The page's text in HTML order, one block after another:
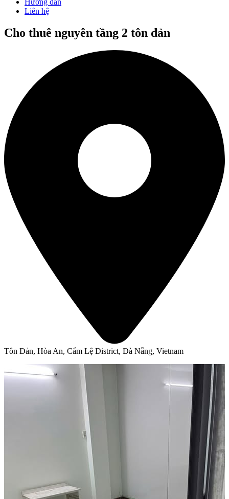
Hướng dẫn
Liên hệ
Cho thuê nguyên tầng 2 tôn đản
Tôn Đản, Hòa An, Cẩm Lệ District, Đà Nẵng, Vietnam